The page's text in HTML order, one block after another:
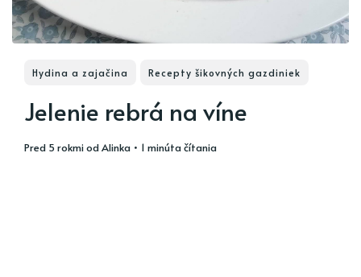
Hydina a zajačina Recepty šikovných gazdiniek
Jelenie rebrá na víne
pred 5 rokmiodAlinka • 1 minúta čítania